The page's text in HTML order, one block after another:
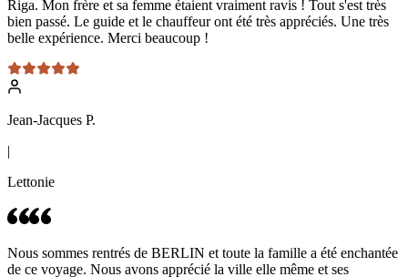
Riga. Mon frère et sa femme étaient vraiment ravis ! Tout s'est très
bien passé. Le guide et le chauffeur ont été très appréciés. Une très
belle expérience. Merci beaucoup !
Jean-Jacques P.
|
Lettonie
Nous sommes rentrés de BERLIN et toute la famille a été enchantée
de ce voyage. Nous avons apprécié la ville elle même et ses